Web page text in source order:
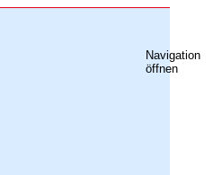
Navigation
öffnen